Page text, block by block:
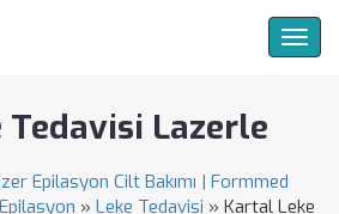
Lazerle
Epilasyon Cilt Bakımı | Formmed
» Leke Tedavisi » Kartal Leke